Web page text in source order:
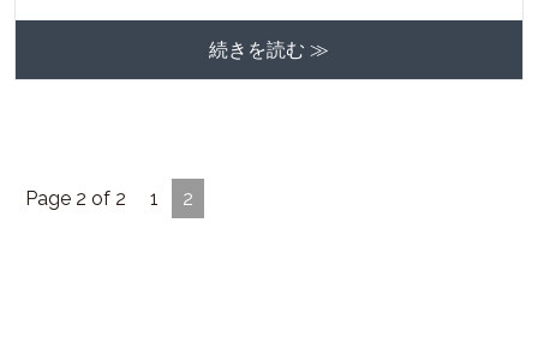
続きを読む ≫
Page 2 of 2 1 2